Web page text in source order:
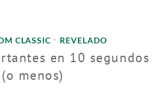
CLASSIC • REVELADO
en 10 segundos
(o menos)